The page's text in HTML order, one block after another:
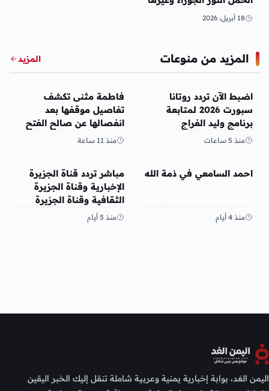
18 أبريل، 2026
المزيد من منوعات المزيد
منوعات
اضبط الآن تردد روتانا
سبورت 2026 لمتابعة
برنامج وليد الفراج
منذ 5 ساعات
منوعات
فاطمة مثنى تكشف
تفاصيل موقفها بعد
انفصالها عن صالح الفتح
منذ 11 ساعة
منوعات
احمد السامعي في ذمة الله
منذ 4 أيام
منوعات
مباشر تردد قناة الجزيرة
الإخبارية وقناة الجزيرة
الثقافية وقناة الجزيرة
مباشر قنوات الجزيرة 2026
منذ 5 أيام
اليمن الغد، بوابة إخبارية يمنية وعربية شاملة تنقل إليك الخبر اليقين